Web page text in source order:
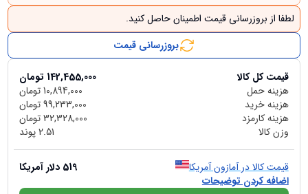
لطفا از بروزرسانی قیمت اطمینان حاصل کنید.
بروزرسانی قیمت
قیمت کل کالا 142,455,000 تومان
هزینه حمل
10,894,000تومان
هزینه خرید
99,233,000تومان
هزینه کارمزد
32,328,000تومان
وزن کالا
2.51پوند
قیمت کالا در آمازون آمریکا 519 دلار آمریکا
اضافه کردن توضیحات